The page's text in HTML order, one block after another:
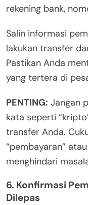
rekening bank,
Salin informasi
lakukan transfer
Pastikan Anda
yang tertera di
PENTING: Jangan
kata seperti
transfer Anda.
“pembayaran”
menghindari
6. Konfirmasi
Dilepas